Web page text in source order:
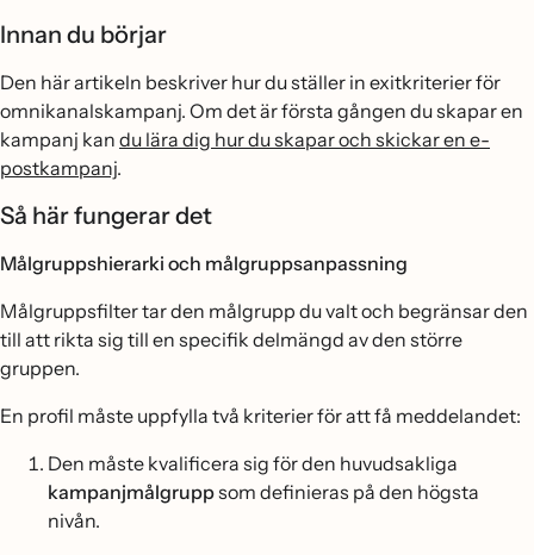
Innan du börjar
Den här artikeln beskriver hur du ställer in exitkriterier för
omnikanalskampanj. Om det är första gången du skapar en
kampanj kan du lära dig hur du skapar och skickar en e-
postkampanj.
Så här fungerar det
Målgruppshierarki och målgruppsanpassning
Målgruppsfilter tar den målgrupp du valt och begränsar den
till att rikta sig till en specifik delmängd av den större
gruppen.
En profil måste uppfylla två kriterier för att få meddelandet:
Den måste kvalificera sig för den huvudsakliga
kampanjmålgruppsom definieras på den högsta
nivån.